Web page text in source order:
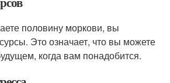
половину моркови, вы
Это означает, что вы можете
когда вам понадобится.